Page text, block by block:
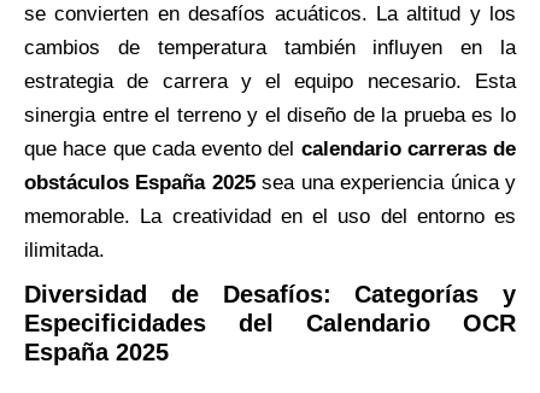
se convierten en desafíos acuáticos. La altitud y los
cambios de temperatura también influyen en la
estrategia de carrera y el equipo necesario. Esta
sinergia entre el terreno y el diseño de la prueba es lo
que hace que cada evento del calendario carreras de
obstáculos España 2025sea una experiencia única y
memorable. La creatividad en el uso del entorno es
ilimitada.
Diversidad de Desafíos: Categorías y
Especificidades del Calendario OCR
España 2025